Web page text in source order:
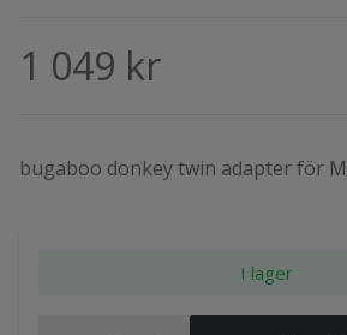
1 049 kr
bugaboo donkey twin adapter för
I lager